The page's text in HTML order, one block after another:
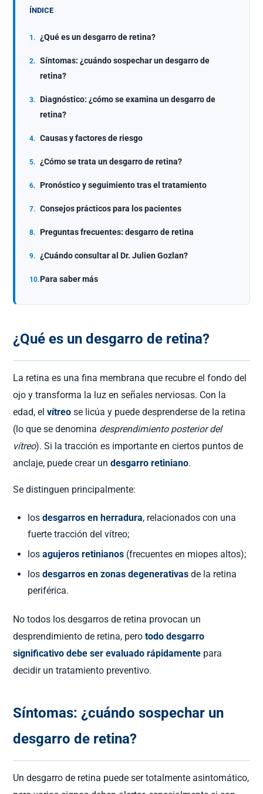
ÍNDICE
¿Qué es un desgarro de retina?
Síntomas: ¿cuándo sospechar un desgarro de
retina?
Diagnóstico: ¿cómo se examina un desgarro de
retina?
Causas y factores de riesgo
¿Cómo se trata un desgarro de retina?
Pronóstico y seguimiento tras el tratamiento
Consejos prácticos para los pacientes
Preguntas frecuentes: desgarro de retina
¿Cuándo consultar al Dr. Julien Gozlan?
Para saber más
¿Qué es un desgarro de retina?
La retina es una fina membrana que recubre el fondo del
ojo y transforma la luz en señales nerviosas. Con la
edad, elvítreo se licúa y puede desprenderse de la retina
(lo que se denomina desprendimiento posterior del
vítreo). Si la tracción es importante en ciertos puntos de
anclaje, puede crear undesgarro retiniano.
Se distinguen principalmente:
losdesgarros en herradura, relacionados con una
fuerte tracción del vítreo;
losagujeros retinianos (frecuentes en miopes altos);
losdesgarros en zonas degenerativas de la retina
periférica.
No todos los desgarros de retina provocan un
desprendimiento de retina, perotodo desgarro
significativo debe ser evaluado rápidamente para
decidir un tratamiento preventivo.
Síntomas: ¿cuándo sospechar un
desgarro de retina?
Un desgarro de retina puede ser totalmente asintomático,